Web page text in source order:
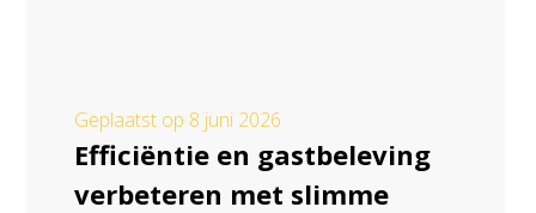
Geplaatst op 8 juni 2026
Efficiëntie en gastbeleving
verbeteren met slimme